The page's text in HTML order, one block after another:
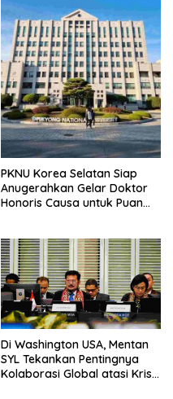
PKNU Korea Selatan Siap
Anugerahkan Gelar Doktor
Honoris Causa untuk Puan
Di Washington USA, Mentan
SYL Tekankan Pentingnya
Kolaborasi Global atasi Krisis